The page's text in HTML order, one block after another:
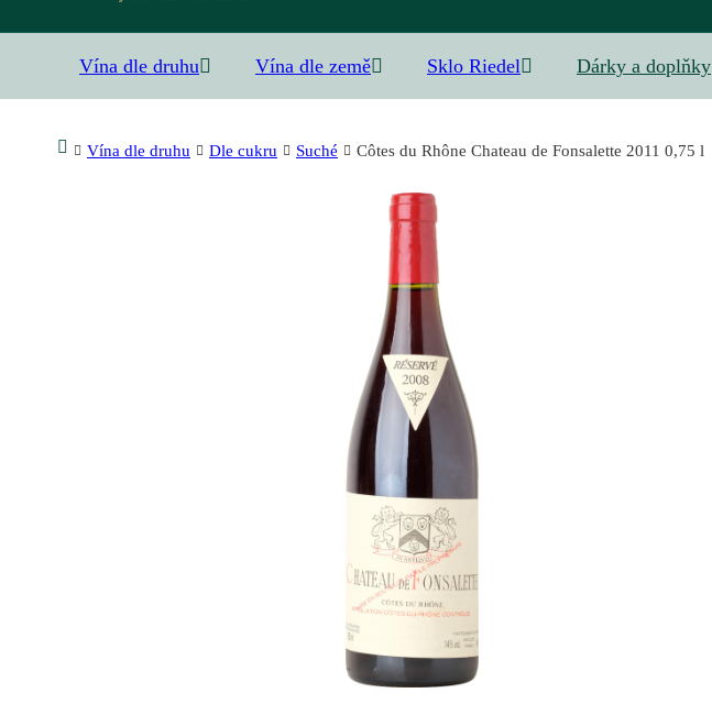
Vína dle druhu Vína dle země Sklo Riedel Dárky a doplňky
Vína dle druhu Dle cukru Suché Côtes du Rhône Chateau de Fonsalette 2011 0,75 l